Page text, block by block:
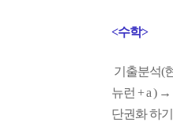
<수학>
기출분석(
뉴런 + a )
단권화 하기